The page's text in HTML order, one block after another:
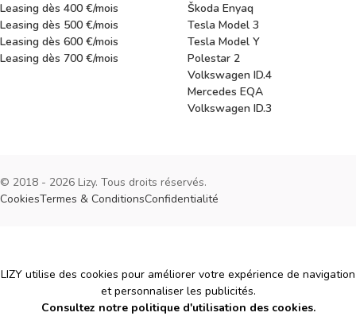
Leasing dès 400 €/mois
Leasing dès 500 €/mois
Leasing dès 600 €/mois
Leasing dès 700 €/mois
Škoda Enyaq
Tesla Model 3
Tesla Model Y
Polestar 2
Volkswagen ID.4
Mercedes EQA
Volkswagen ID.3
© 2018 - 2026 Lizy. Tous droits réservés.
CookiesTermes & ConditionsConfidentialité
Cookies
LIZY utilise des cookies pour améliorer votre expérience de navigation
et personnaliser les publicités.
Consultez notre politique d'utilisation des cookies.